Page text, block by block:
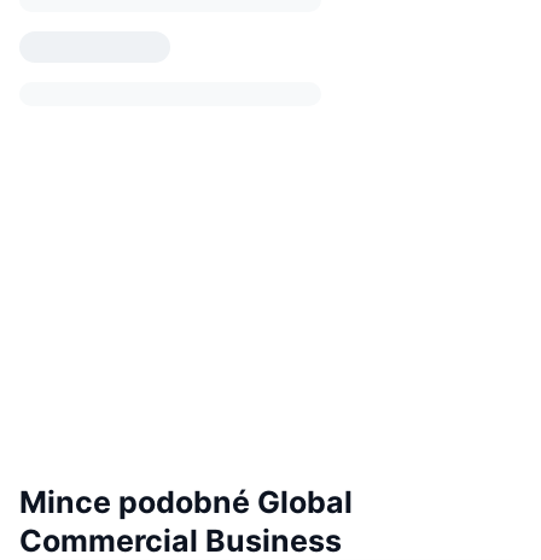
Mince podobné Global
Commercial Business